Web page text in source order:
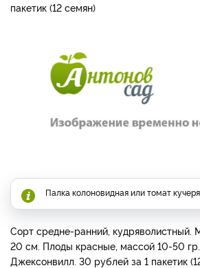
пакетик (12 семян)
Палка колоновидная или томат
Сорт средне-ранний, кудряволистный.
20 см. Плоды красные, массой 10-50
Джексонвилл. 30 рублей за 1 пакетик